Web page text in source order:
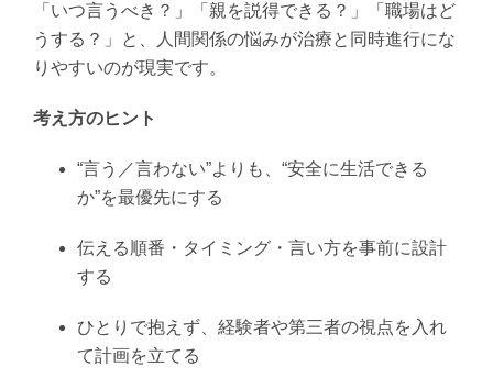
「いつ言うべき？」「親を説得できる？」「職場はど
うする？」と、人間関係の悩みが治療と同時進行にな
りやすいのが現実です。
考え方のヒント
“言う／言わない”よりも、“安全に生活できる
か”を最優先にする
伝える順番・タイミング・言い方を事前に設計
する
ひとりで抱えず、経験者や第三者の視点を入れ
て計画を立てる